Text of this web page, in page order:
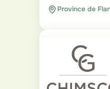
Province de